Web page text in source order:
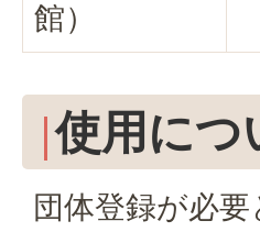
館）
使用につ
団体登録が必